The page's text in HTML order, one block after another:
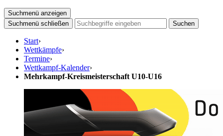
Suchmenü anzeigen
Suchmenü schließen
Suchen
Start›
Wettkämpfe›
Termine›
Wettkampf-Kalender›
Mehrkampf-Kreismeisterschaft U10-U16